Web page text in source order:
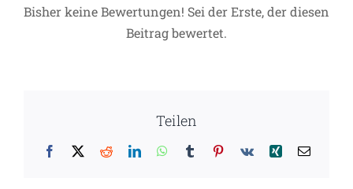
Bisher keine Bewertungen! Sei der Erste, der diesen
Beitrag bewertet.
Teilen
Facebook
X RedditLinkedInWhatsApp
TumblrPinterest
Vk Xing E-